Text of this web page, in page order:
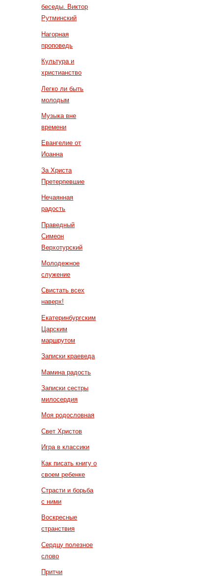
беседы. Виктор
Рутминский
Нагорная
проповедь
Культура и
христианство
Легко ли быть
молодым
Музыка вне
времени
Евангелие от
Иоанна
За Христа
Претерпевшие
Нечаянная
радость
Праведный
Симеон
Верхотурский
Молодежное
служение
Свистать всех
наверх!
Екатеринбургским
Царским
маршрутом
Записки краеведа
Мамина радость
Записки сестры
милосердия
Моя родословная
Свет Христов
Игра в классики
Как писать книгу о
своем ребенке
Страсти и борьба
с ними
Воскресные
странствия
Сердцу полезное
слово
Притчи